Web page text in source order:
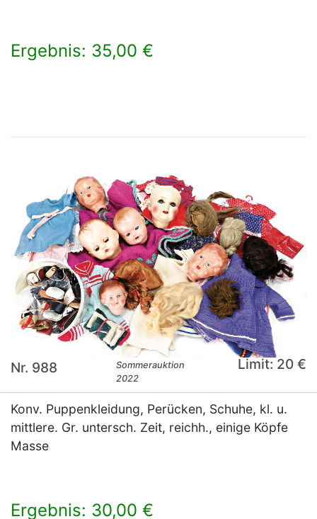
Ergebnis: 35,00 €
Nr. 988
Sommerauktion
2022
Limit: 20 €
Konv. Puppenkleidung, Perücken, Schuhe, kl. u.
mittlere. Gr. untersch. Zeit, reichh., einige Köpfe
Masse
Ergebnis: 30,00 €